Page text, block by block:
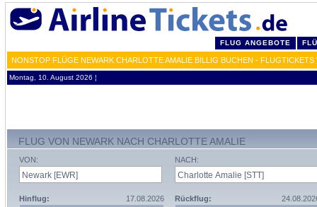
FLUG ANGEBOTE
NONSTOP FLÜGE NEWARK CHARLOTTE AMALIE BILLIG BUCHEN -
Montag, 10. August 2026 ¦
FLUG VON NEWARK NACH CHARLOTTE AMALIE
VON:
Hinflug: 17.08.2026
NACH:
Rückflug: